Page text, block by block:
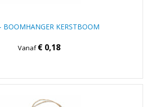
BOOMHANGER KERSTBOOM
Vanaf€ 0,18